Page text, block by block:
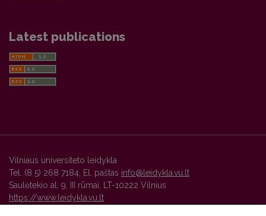
Latest publications
Vilniaus universiteto leidykla
Tel. (8 5) 268 7184, El. paštas info@leidykla.vu.lt
Saulėtekio al. 9, III rūmai, LT-10222 Vilnius
https://www.leidykla.vu.lt